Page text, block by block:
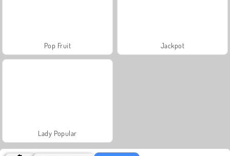
Pop Fruit Jackpot
Lady Popular